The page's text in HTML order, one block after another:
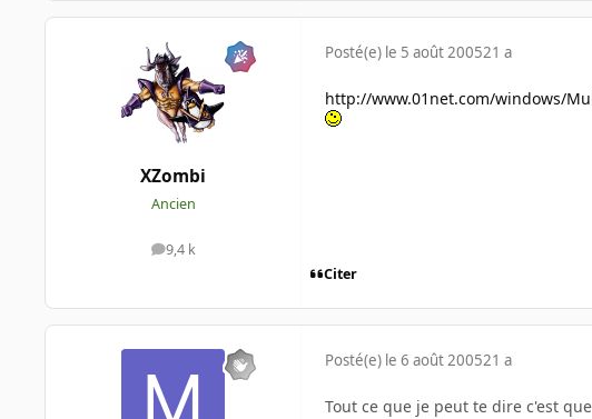
XZombi
Ancien
9,4 k
messages
Posté(e) le 5 août 200521 a
http://www.01net.com/windows/
Citer
Posté(e) le 6 août 200521 a
Tout ce que je peut te dire c'est